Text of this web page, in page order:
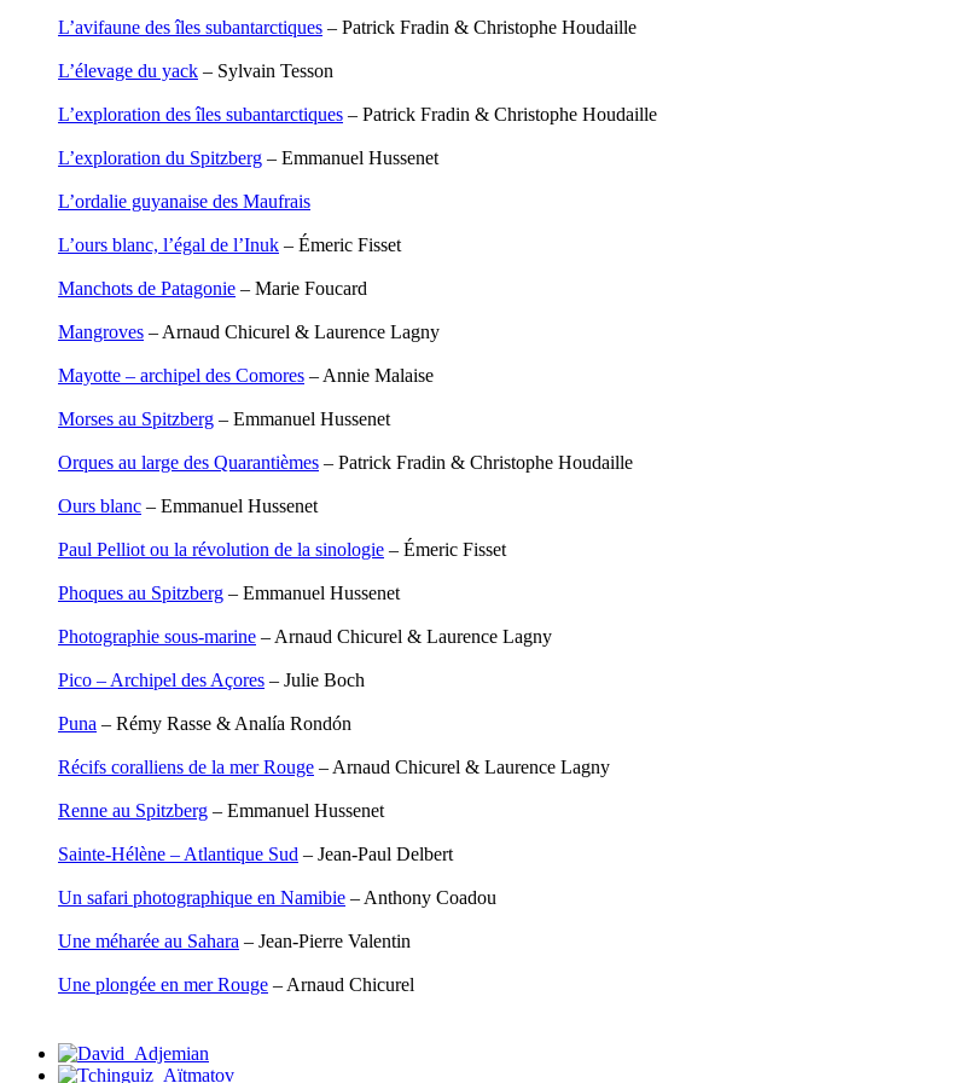
Hussain Fawaz
Imhof Valentine
Jallade Sébastien
Kerouedan Annie
Klotz Lætitia
Kotry Jérôme
Labouche Didier
Lacrampe Corine
Laheurte Marielle
Lanni Dominique
Lantz François
Le Maître Anne
Leblay Julien
Lefèvre David
Lemire Olivier
Lobo Éric
Loireau Alexis
Lutz Philippe
Manoukian Patrick
Marthaler Claude
Mathieu Sandra
Mittelette Eddie
Mouginet Xavier
Neyret Pierre
Neyroud Michel
L’avifaune des îles subantarctiques – Patrick Fradin & Christophe Houdaille
L’élevage du yack – Sylvain Tesson
L’exploration des îles subantarctiques – Patrick Fradin & Christophe Houdaille
L’exploration du Spitzberg – Emmanuel Hussenet
L’ordalie guyanaise des Maufrais
L’ours blanc, l’égal de l’Inuk – Émeric Fisset
Manchots de Patagonie – Marie Foucard
Mangroves – Arnaud Chicurel & Laurence Lagny
Mayotte – archipel des Comores – Annie Malaise
Morses au Spitzberg – Emmanuel Hussenet
Orques au large des Quarantièmes – Patrick Fradin & Christophe Houdaille
Ours blanc – Emmanuel Hussenet
Paul Pelliot ou la révolution de la sinologie – Émeric Fisset
Phoques au Spitzberg – Emmanuel Hussenet
Photographie sous-marine – Arnaud Chicurel & Laurence Lagny
Pico – Archipel des Açores – Julie Boch
Puna – Rémy Rasse & Analía Rondón
Récifs coralliens de la mer Rouge – Arnaud Chicurel & Laurence Lagny
Renne au Spitzberg – Emmanuel Hussenet
Sainte-Hélène – Atlantique Sud – Jean-Paul Delbert
Un safari photographique en Namibie – Anthony Coadou
Une méharée au Sahara – Jean-Pierre Valentin
Une plongée en mer Rouge – Arnaud Chicurel